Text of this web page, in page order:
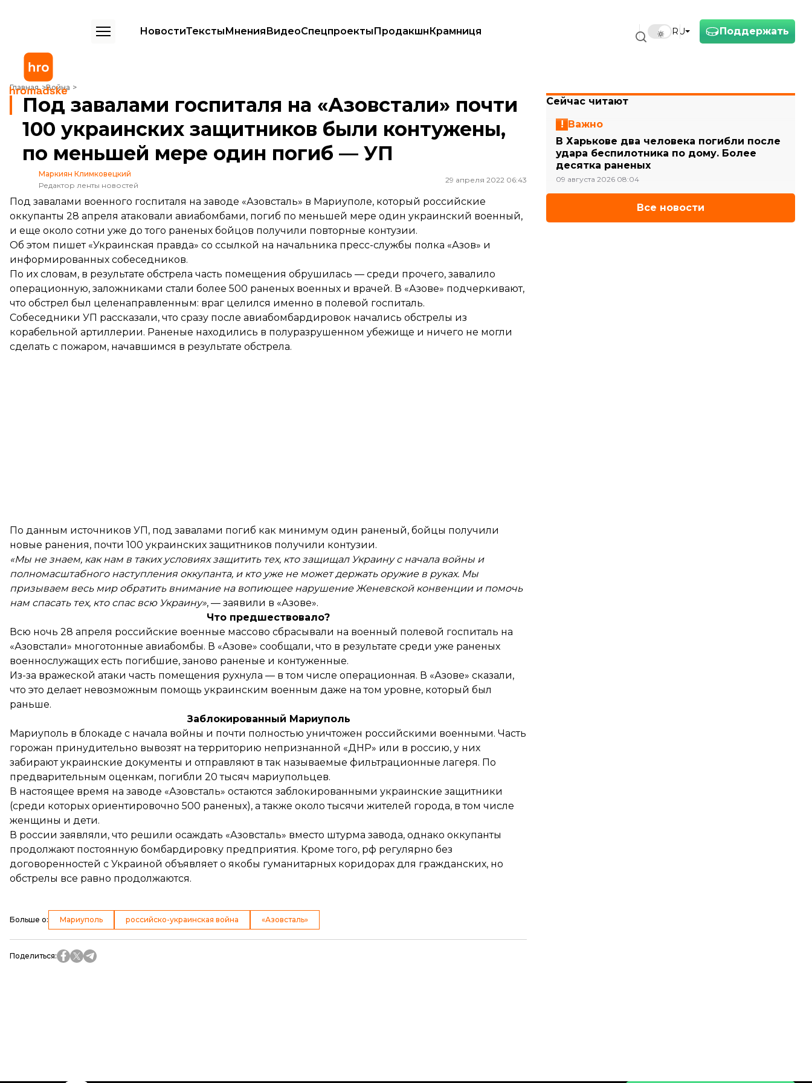
Поддержать
RU
НовостиТекстыМненияВидеоСпецпроектыПродакшнКрамниця
Главная Война
Под завалами госпиталя на «Азовстали» почти 100 украинских защитников были контужены, по меньшей мере один погиб — УП
Под завалами госпиталя на «Азовстали» почти
100 украинских защитников были контужены,
по меньшей мере один погиб — УП
Маркиян Климковецкий
Редактор ленты новостей
29 апреля 2022 06:43
Под завалами военного госпиталя на заводе «Азовсталь» в Мариуполе, который российские
оккупанты 28 апреля атаковали авиабомбами, погиб по меньшей мере один украинский военный,
и еще около сотни уже до того раненых бойцов получили повторные контузии.
Об этом пишет«Украинская правда» со ссылкой на начальника пресс-службы полка «Азов» и
информированных собеседников.
По их словам, в результате обстрела часть помещения обрушилась — среди прочего, завалило
операционную, заложниками стали более 500 раненых военных и врачей. В «Азове» подчеркивают,
что обстрел был целенаправленным: враг целился именно в полевой госпиталь.
Собеседники УП рассказали, что сразу после авиабомбардировок начались обстрелы из
корабельной артиллерии. Раненые находились в полуразрушенном убежище и ничего не могли
сделать с пожаром, начавшимся в результате обстрела.
По данным источников УП, под завалами погиб как минимум один раненый, бойцы получили
новые ранения, почти 100 украинских защитников получили контузии.
«Мы не знаем, как нам в таких условиях защитить тех, кто защищал Украину с начала войны и
полномасштабного наступления оккупанта, и кто уже не может держать оружие в руках. Мы
призываем весь мир обратить внимание на вопиющее нарушение Женевской конвенции и помочь
нам спасать тех, кто спас всю Украину», — заявили в «Азове».
Что предшествовало?
Всю ночь 28 апреля российские военные массово сбрасывали на военный полевой госпиталь на
«Азовстали» многотонные авиабомбы. В «Азове» сообщали, что в результате среди уже раненых
военнослужащих есть погибшие, заново раненые и контуженные.
Из-за вражеской атаки часть помещения рухнула — в том числе операционная. В «Азове» сказали,
что это делает невозможным помощь украинским военным даже на том уровне, который был
раньше.
Заблокированный Мариуполь
Мариуполь в блокаде с начала войны и почти полностью уничтожен российскими военными. Часть
горожан принудительно вывозят на территорию непризнанной «ДНР» или в россию, у них
забирают украинские документы и отправляют в так называемые фильтрационные лагеря. По
предварительным оценкам, погибли 20 тысяч мариупольцев.
В настоящее время на заводе «Азовсталь» остаются заблокированными украинские защитники
(среди которых ориентировочно 500 раненых), а также около тысячи жителей города, в том числе
женщины и дети.
В россии заявляли, что решили осаждать «Азовсталь» вместо штурма завода, однако оккупанты
продолжают постоянную бомбардировку предприятия. Кроме того, рф регулярно без
договоренностей с Украиной объявляет о якобы гуманитарных коридорах для гражданских, но
обстрелы все равно продолжаются.
Больше о: Мариуполь российско-украинская война «Азовсталь»
Поделиться:
Сейчас читают
Важно
В Харькове два человека погибли после
удара беспилотника по дому. Более
десятка раненых
09 августа 2026 08:04
Все новости